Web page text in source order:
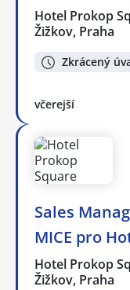
Hotel Prokop
Žižkov, Praha
Zkrácený
včerejší
Sales
MICE pro
Hotel Prokop
Žižkov, Praha